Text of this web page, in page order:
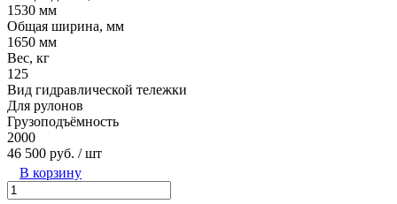
1530 мм
Общая ширина, мм
1650 мм
Вес, кг
125
Вид гидравлической тележки
Для рулонов
Грузоподъёмность
2000
46 500 руб. / шт
В корзину